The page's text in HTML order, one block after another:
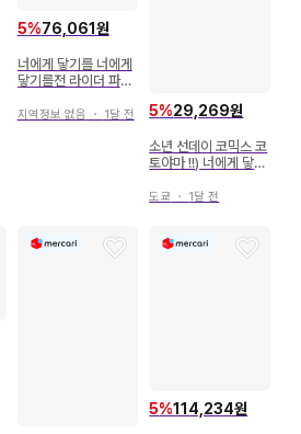
5%76,061원
너에게 닿기를 너에게
닿기를전 라이더 파우
지역정보 없음 ・ 1달 전 5%29,269원
소년 선데이 코믹스 코
토야마 !!) 너에게 닿기
도쿄 ・ 1달 전
5%114,234원